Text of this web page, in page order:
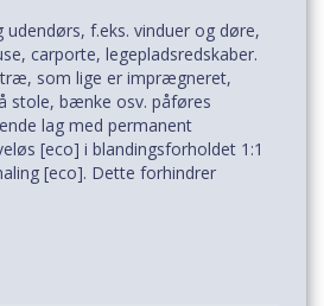
f.eks. vinduer og døre,
carporte, legepladsredskaber.
træ, som lige er imprægneret,
stole, bænke osv. påføres
lag med permanent
[eco] i blandingsforholdet 1:1
[eco]. Dette forhindrer